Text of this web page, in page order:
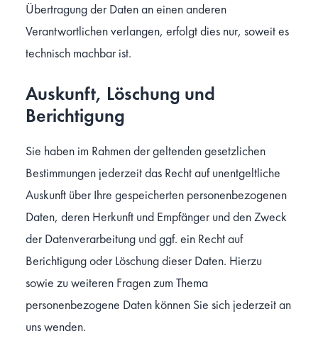
Übertragung der Daten an einen anderen
Verantwortlichen verlangen, erfolgt dies nur, soweit es
technisch machbar ist.
Auskunft, Löschung und
Berichtigung
Sie haben im Rahmen der geltenden gesetzlichen
Bestimmungen jederzeit das Recht auf unentgeltliche
Auskunft über Ihre gespeicherten personenbezogenen
Daten, deren Herkunft und Empfänger und den Zweck
der Datenverarbeitung und ggf. ein Recht auf
Berichtigung oder Löschung dieser Daten. Hierzu
sowie zu weiteren Fragen zum Thema
personenbezogene Daten können Sie sich jederzeit an
uns wenden.